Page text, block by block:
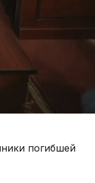
погибшей